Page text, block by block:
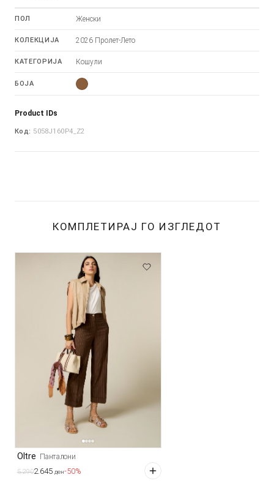
ПОЛ Женски
КОЛЕКЦИЈА 2026 Пролет-Лето
КАТЕГОРИЈА Кошули
БОЈА
Product IDs
Код: 5058J160P4_Z2
КОМПЛЕТИРАЈ ГО ИЗГЛЕДОТ
Oltre Панталони
5.2902.645 ден-50%